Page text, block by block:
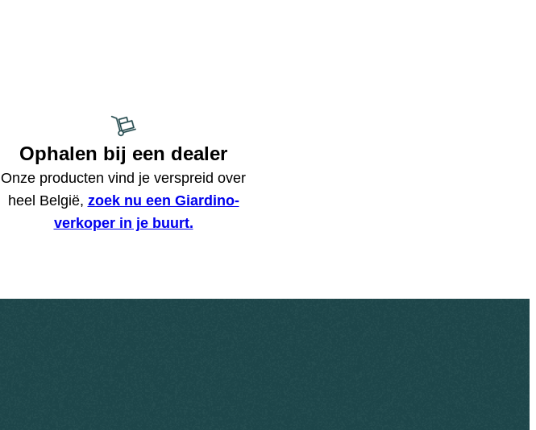
Ophalen bij een dealer
Onze producten vind je verspreid over
heel België, zoek nu een Giardino-
verkoper in je buurt.